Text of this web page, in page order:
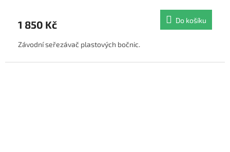
1 850 Kč Do košíku
Závodní seřezávač plastových bočnic.